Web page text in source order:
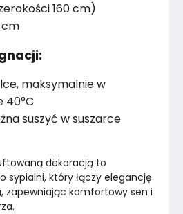
160 cm)
cm
maksymalnie w
40°C
suszyć w suszarce
dekoracją to
sypialni, który łączy elegancję
zapewniając komfortowy sen i